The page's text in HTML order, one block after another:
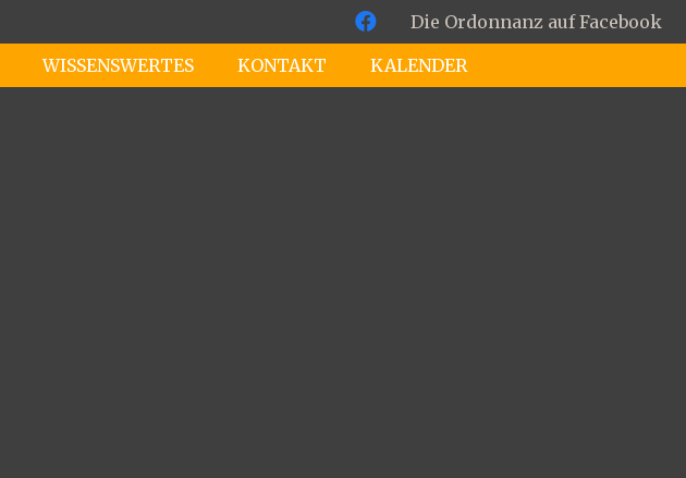
Die Ordonnanz auf Facebook
WISSENSWERTES KONTAKT KALENDER